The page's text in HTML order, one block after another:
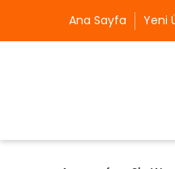
Ana Sayfa Yeni